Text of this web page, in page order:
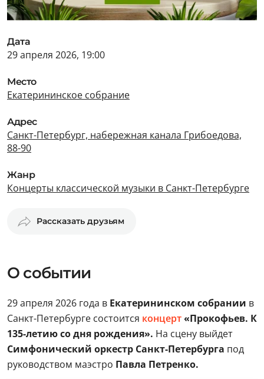
Дата
29 апреля 2026, 19:00
Место
Екатерининское собрание
Адрес
Санкт-Петербург, набережная канала Грибоедова,
88-90
Жанр
Концерты классической музыки в Санкт-Петербурге
Рассказать друзьям
О событии
29 апреля 2026 года в Екатерининском собрании в
Санкт-Петербурге состоится концерт«Прокофьев. К
135-летию со дня рождения». На сцену выйдет
Симфонический оркестр Санкт-Петербурга под
руководством маэстро Павла Петренко.